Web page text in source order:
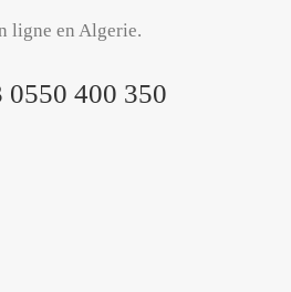
ligne en Algerie.
0550 400 350